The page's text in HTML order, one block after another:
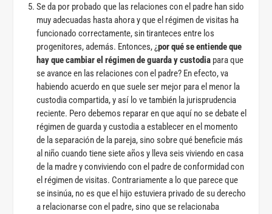
Se da por probado que las relaciones con el padre han sido
muy adecuadas hasta ahora y que el régimen de visitas ha
funcionado correctamente, sin tiranteces entre los
progenitores, además. Entonces, ¿por qué se entiende que
hay que cambiar el régimen de guarda y custodiapara que
se avance en las relaciones con el padre? En efecto, va
habiendo acuerdo en que suele ser mejor para el menor la
custodia compartida, y así lo ve también la jurisprudencia
reciente. Pero debemos reparar en que aquí no se debate el
régimen de guarda y custodia a establecer en el momento
de la separación de la pareja, sino sobre qué beneficie más
al niño cuando tiene siete años y lleva seis viviendo en casa
de la madre y conviviendo con el padre de conformidad con
el régimen de visitas. Contrariamente a lo que parece que
se insinúa, no es que el hijo estuviera privado de su derecho
a relacionarse con el padre, sino que se relacionaba